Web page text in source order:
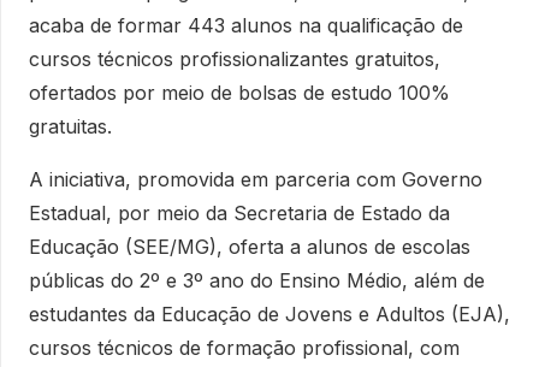
acaba de formar 443 alunos na qualificação de
cursos técnicos profissionalizantes gratuitos,
ofertados por meio de bolsas de estudo 100%
gratuitas.
A iniciativa, promovida em parceria com Governo
Estadual, por meio da Secretaria de Estado da
Educação (SEE/MG), oferta a alunos de escolas
públicas do 2º e 3º ano do Ensino Médio, além de
estudantes da Educação de Jovens e Adultos (EJA),
cursos técnicos de formação profissional, com